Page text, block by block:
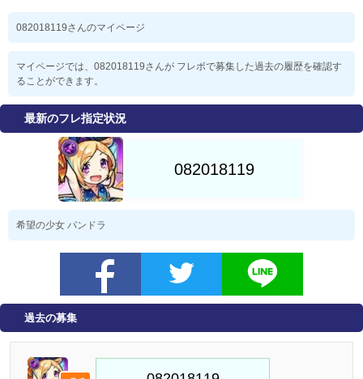
082018119さんのマイページ
マイページでは、082018119さんが フレボで募集した過去の履歴を確認す
ることができます。
最新のフレ指定状況
希望の少女 パンドラ
過去の募集